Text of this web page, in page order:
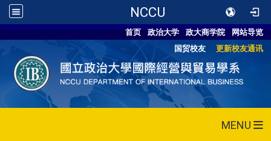
NCCU
首页 政治大学 政大商学院
网站导览
国贸校友
更新校友通讯
MENU